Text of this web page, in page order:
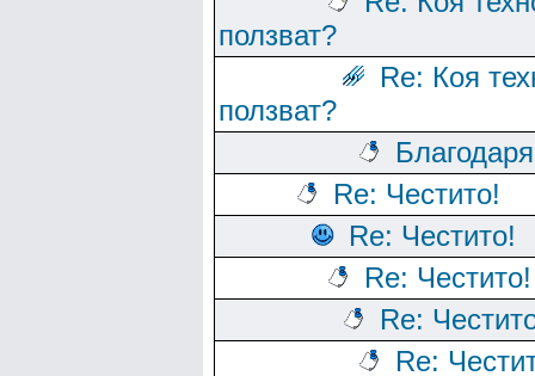
ползват?
Re: Коя
ползват?
Благодаря
Re: Честито!
Re: Честито!
Re: Честито!
Re:
Re: